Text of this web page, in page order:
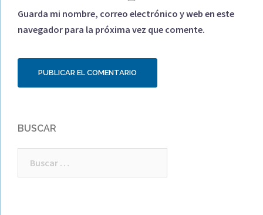
Guarda mi nombre, correo electrónico y web en este
navegador para la próxima vez que comente.
BUSCAR